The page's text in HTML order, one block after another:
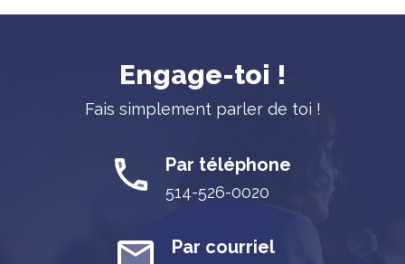
Engage-toi !
Fais simplement parler de toi !
Par téléphone
514-526-0020
Par courriel